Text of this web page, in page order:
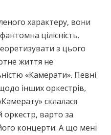
характеру, вони
цілісність.
з цього
життя не
«Камерати». Певні
інших оркестрів,
склалася
варто за
концерти. А що мені